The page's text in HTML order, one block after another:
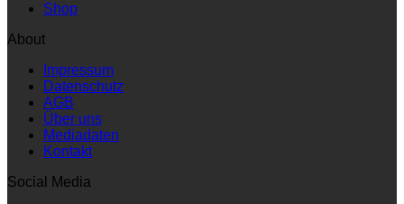
Shop
About
Impressum
Datenschutz
AGB
Über uns
Mediadaten
Kontakt
Social Media